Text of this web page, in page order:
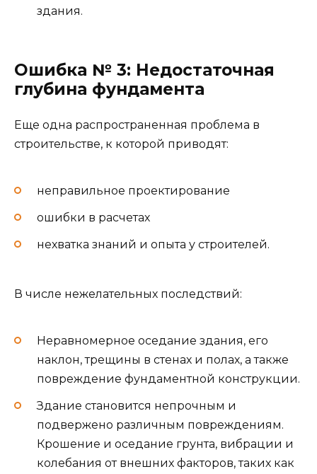
здания.
Ошибка № 3: Недостаточная
глубина фундамента
Еще одна распространенная проблема в
строительстве, к которой приводят:
неправильное проектирование
ошибки в расчетах
нехватка знаний и опыта у строителей.
В числе нежелательных последствий:
Неравномерное оседание здания, его
наклон, трещины в стенах и полах, а также
повреждение фундаментной конструкции.
Здание становится непрочным и
подвержено различным повреждениям.
Крошение и оседание грунта, вибрации и
колебания от внешних факторов, таких как